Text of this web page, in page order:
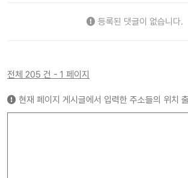
등록된 댓글이 없습니다.
전체 205 건 - 1 페이지
현재 페이지 게시글에서 입력한 주소들의 위치